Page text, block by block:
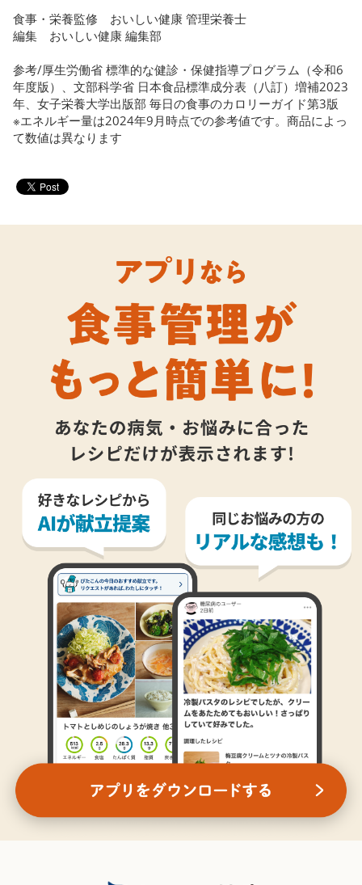
食事・栄養監修 おいしい健康 管理栄養士
編集 おいしい健康 編集部
参考/厚生労働省 標準的な健診・保健指導プログラム（令和6
年度版）、文部科学省 日本食品標準成分表（八訂）増補2023
年、女子栄養大学出版部 毎日の食事のカロリーガイド第3版
※エネルギー量は2024年9月時点での参考値です。商品によっ
て数値は異なります